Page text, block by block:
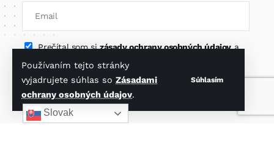
Používaním tejto stránky
vyjadrujete súhlas so Zásadami
ochrany osobných údajov.
Súhlasím
Prečítal som sizásady ochrany osobných údajova
súhlasím s nimi.
Odoberať newsletter
Slovak